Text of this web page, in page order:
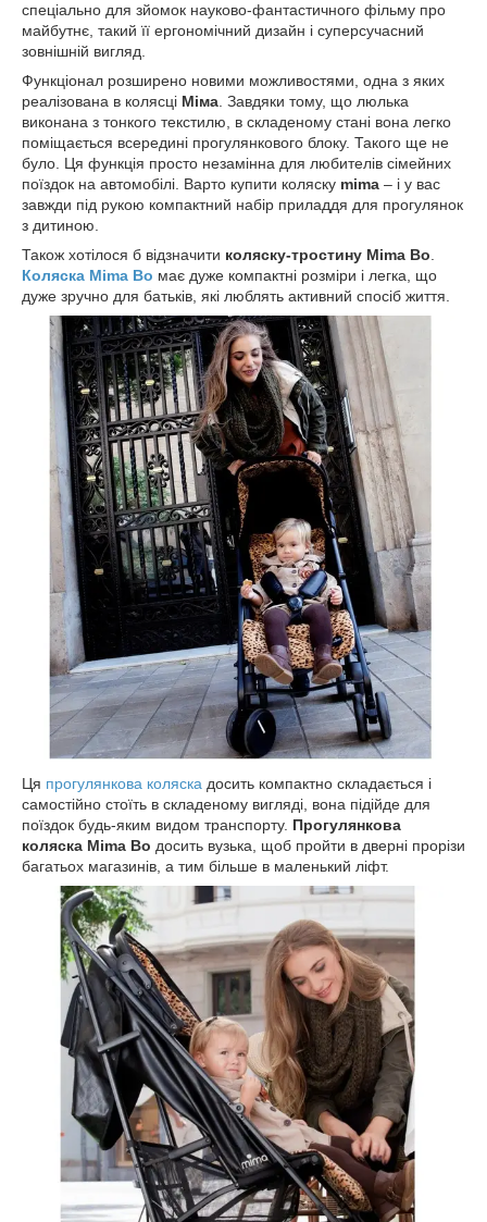
спеціально для зйомок науково-фантастичного фільму про
майбутнє, такий її ергономічний дизайн і суперсучасний
зовнішній вигляд.
Функціонал розширено новими можливостями, одна з яких
реалізована в колясці Міма . Завдяки тому, що люлька
виконана з тонкого текстилю, в складеному стані вона легко
поміщається всередині прогулянкового блоку. Такого ще не
було. Ця функція просто незамінна для любителів сімейних
поїздок на автомобілі. Варто купити коляску mima – і у вас
завжди під рукою компактний набір приладдя для прогулянок
з дитиною.
Також хотілося б відзначити коляску-тростину Mima Bo
Коляска Mima Bo має дуже компактні розміри і легка, що
дуже зручно для батьків, які люблять активний спосіб життя.
Ця прогулянкова коляска досить компактно складається і
самостійно стоїть в складеному вигляді, вона підійде для
поїздок будь-яким видом транспорту. Прогулянкова
коляска Mima Bo досить вузька, щоб пройти в дверні прорізи
багатьох магазинів, а тим більше в маленький ліфт.